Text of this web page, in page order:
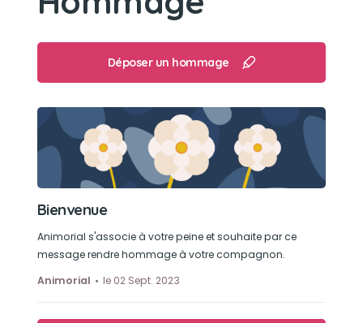
Déposer un hommage
Bienvenue
Animorial s'associe à votre peine et souhaite par ce
message rendre hommage à votre compagnon.
Animorial
le 02 Sept. 2023